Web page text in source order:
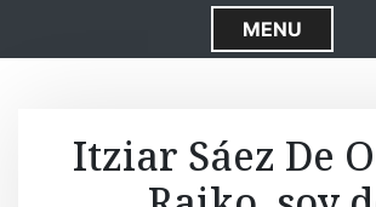
S
k
o
MENU
Itziar Sáez De